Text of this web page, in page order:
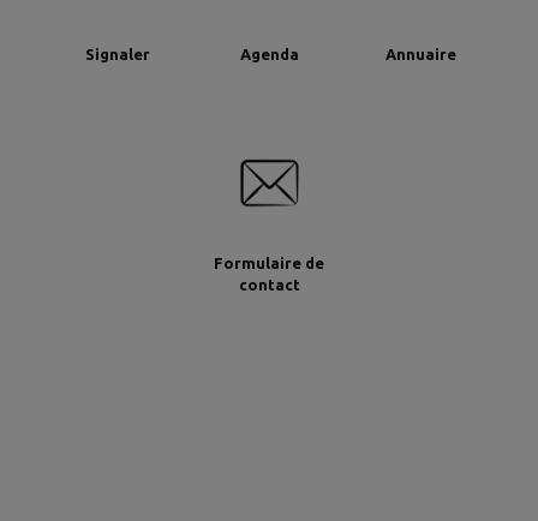
Signaler Agenda Annuaire
Formulaire de
contact